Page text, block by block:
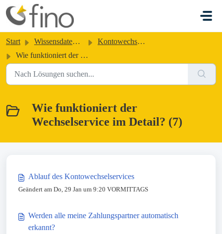
Zum hauptsächlichen Inhalt gehen
Start Wissensdatenbank
Kontowechsel (KWS)
Wie funktioniert der Wechselservice im Detail?
Wie funktioniert der
Wechselservice im Detail? (7)
Ablauf des Kontowechselservices
Geändert am Do, 29 Jan um 9:20 VORMITTAGS
Werden alle meine Zahlungspartner automatisch
erkannt?